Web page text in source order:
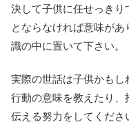
決して子供に任せっき
とならなければ意味が
識の中に置いて下さい。
実際の世話は子供かも
行動の意味を教えたり、
伝える努力をしてくださ